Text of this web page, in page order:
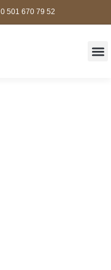
0 501 670 79 52